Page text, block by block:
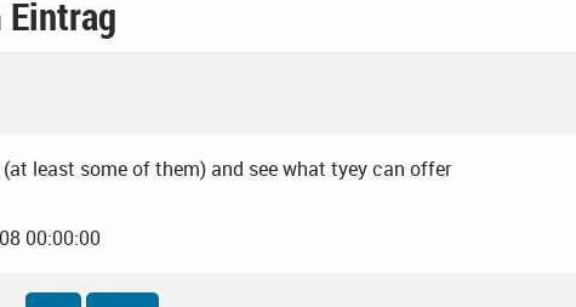
Eintrag
least some of them) and see what tyey can offer
00:00:00